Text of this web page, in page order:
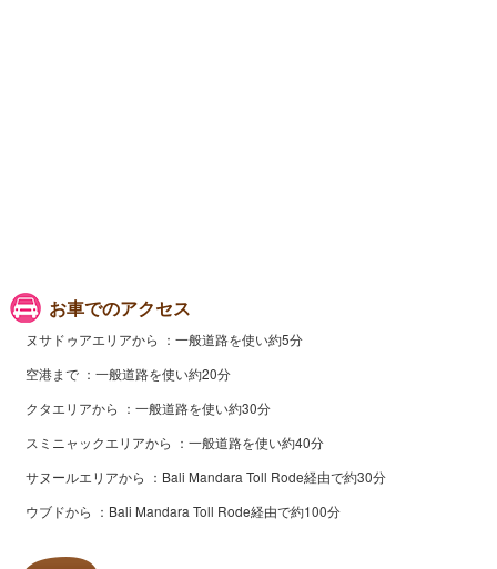
お車でのアクセス
ヌサドゥアエリアから
一般道路を使い約5分
空港まで
一般道路を使い約20分
クタエリアから
一般道路を使い約30分
スミニャックエリアから
一般道路を使い約40分
サヌールエリアから
Bali Mandara Toll Rode経由で約30分
ウブドから
Bali Mandara Toll Rode経由で約100分